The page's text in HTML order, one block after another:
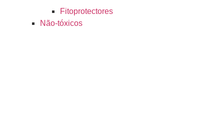
Fitoprotectores
Não-tóxicos